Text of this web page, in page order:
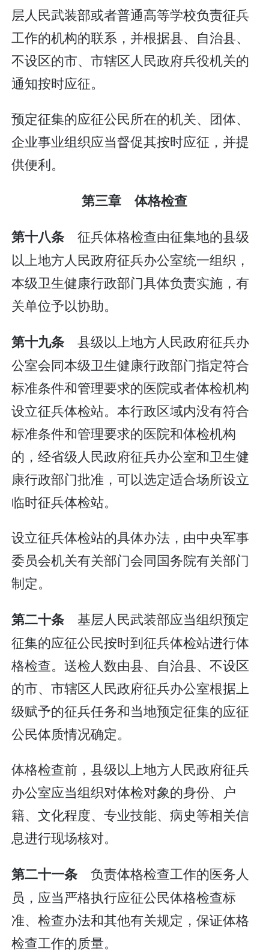
层人民武装部或者普通高等学校负责征兵
工作的机构的联系，并根据县、自治县、
不设区的市、市辖区人民政府兵役机关的
通知按时应征。
预定征集的应征公民所在的机关、团体、
企业事业组织应当督促其按时应征，并提
供便利。
第三章 体格检查
第十八条 征兵体格检查由征集地的县级
以上地方人民政府征兵办公室统一组织，
本级卫生健康行政部门具体负责实施，有
关单位予以协助。
第十九条 县级以上地方人民政府征兵办
公室会同本级卫生健康行政部门指定符合
标准条件和管理要求的医院或者体检机构
设立征兵体检站。本行政区域内没有符合
标准条件和管理要求的医院和体检机构
的，经省级人民政府征兵办公室和卫生健
康行政部门批准，可以选定适合场所设立
临时征兵体检站。
设立征兵体检站的具体办法，由中央军事
委员会机关有关部门会同国务院有关部门
制定。
第二十条 基层人民武装部应当组织预定
征集的应征公民按时到征兵体检站进行体
格检查。送检人数由县、自治县、不设区
的市、市辖区人民政府征兵办公室根据上
级赋予的征兵任务和当地预定征集的应征
公民体质情况确定。
体格检查前，县级以上地方人民政府征兵
办公室应当组织对体检对象的身份、户
籍、文化程度、专业技能、病史等相关信
息进行现场核对。
第二十一条 负责体格检查工作的医务人
员，应当严格执行应征公民体格检查标
准、检查办法和其他有关规定，保证体格
检查工作的质量。